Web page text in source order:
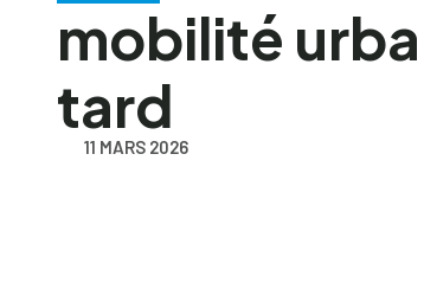
mobilité
tard
11 MARS 2026